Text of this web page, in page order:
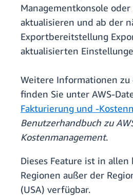
Managementkonsole oder
aktualisieren und ab der
Exportbereitstellung
aktualisierten
Weitere Informationen zu
finden Sie unter AWS-
Fakturierung und -
Benutzerhandbuch zu
Kostenmanagement.
Dieses Feature ist in
Regionen außer der
(USA) verfügbar.